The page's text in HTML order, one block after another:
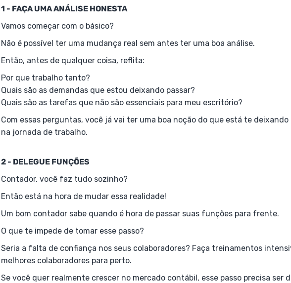
1 - FAÇA UMA ANÁLISE HONESTA
Vamos começar com o básico?
Não é possível ter uma mudança real sem antes ter uma boa análise.
Então, antes de qualquer coisa, reflita:
Por que trabalho tanto?
Quais são as demandas que estou deixando passar?
Quais são as tarefas que não são essenciais para meu escritório?
Com essas perguntas, você já vai ter uma boa noção do que está te
na jornada de trabalho.
2 - DELEGUE FUNÇÕES
Contador, você faz tudo sozinho?
Então está na hora de mudar essa realidade!
Um bom contador sabe quando é hora de passar suas funções para frente.
O que te impede de tomar esse passo?
Seria a falta de confiança nos seus colaboradores? Faça treinamentos
melhores colaboradores para perto.
Se você quer realmente crescer no mercado contábil, esse passo precisa ser